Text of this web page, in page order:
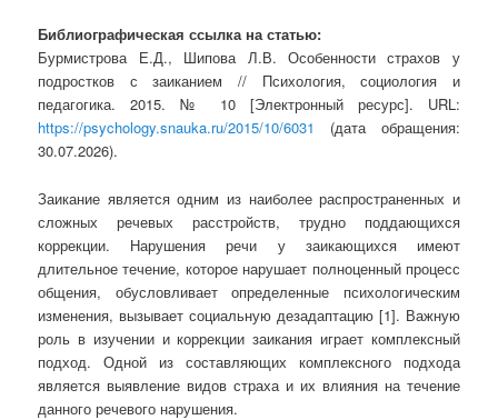
Библиографическая ссылка на статью:
Бурмистрова Е.Д., Шипова Л.В. Особенности страхов у
подростков с заиканием // Психология, социология и
педагогика. 2015. № 10 [Электронный ресурс]. URL:
https://psychology.snauka.ru/2015/10/6031
(дата обращения:
30.07.2026).
Заикание является одним из наиболее распространенных и
сложных речевых расстройств, трудно поддающихся
коррекции. Нарушения речи у заикающихся имеют
длительное течение, которое нарушает полноценный процесс
общения, обусловливает определенные психологическим
изменения, вызывает социальную дезадаптацию [1]. Важную
роль в изучении и коррекции заикания играет комплексный
подход. Одной из составляющих комплексного подхода
является выявление видов страха и их влияния на течение
данного речевого нарушения.